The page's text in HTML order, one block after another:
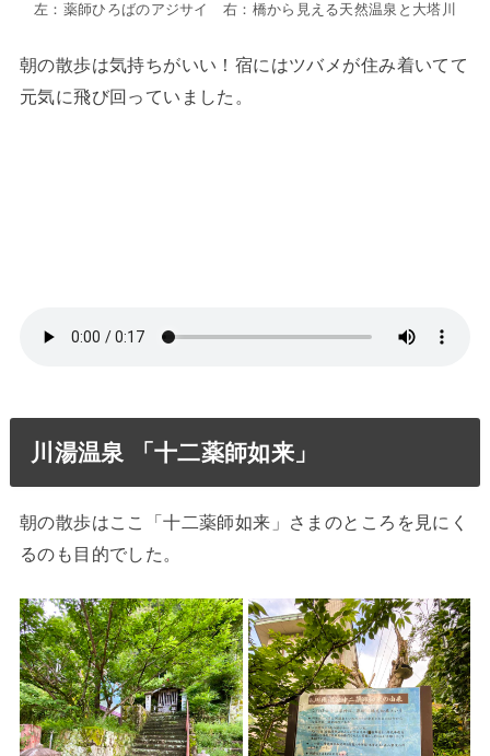
左：薬師ひろばのアジサイ 右：橋から見える天然温泉と大塔川
朝の散歩は気持ちがいい！宿にはツバメが住み着いてて
元気に飛び回っていました。
川湯温泉 「十二薬師如来」
朝の散歩はここ「十二薬師如来」さまのところを見にく
るのも目的でした。